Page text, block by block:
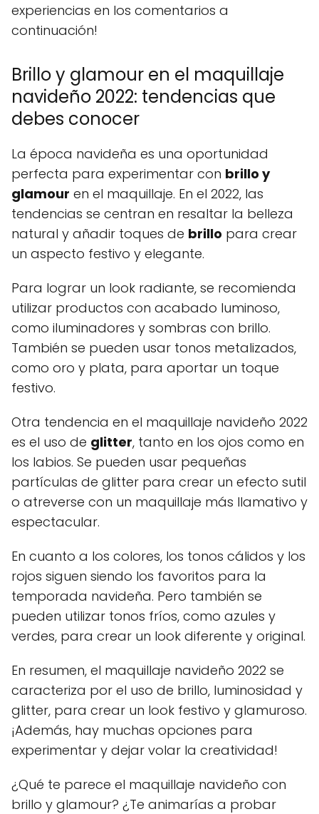
experiencias en los comentarios a
continuación!
Brillo y glamour en el maquillaje
navideño 2022: tendencias que
debes conocer
La época navideña es una oportunidad
perfecta para experimentar con brillo y
glamour en el maquillaje. En el 2022, las
tendencias se centran en resaltar la belleza
natural y añadir toques de brillo para crear
un aspecto festivo y elegante.
Para lograr un look radiante, se recomienda
utilizar productos con acabado luminoso,
como iluminadores y sombras con brillo.
También se pueden usar tonos metalizados,
como oro y plata, para aportar un toque
festivo.
Otra tendencia en el maquillaje navideño 2022
es el uso de glitter, tanto en los ojos como en
los labios. Se pueden usar pequeñas
partículas de glitter para crear un efecto sutil
o atreverse con un maquillaje más llamativo y
espectacular.
En cuanto a los colores, los tonos cálidos y los
rojos siguen siendo los favoritos para la
temporada navideña. Pero también se
pueden utilizar tonos fríos, como azules y
verdes, para crear un look diferente y original.
En resumen, el maquillaje navideño 2022 se
caracteriza por el uso de brillo, luminosidad y
glitter, para crear un look festivo y glamuroso.
¡Además, hay muchas opciones para
experimentar y dejar volar la creatividad!
¿Qué te parece el maquillaje navideño con
brillo y glamour? ¿Te animarías a probar